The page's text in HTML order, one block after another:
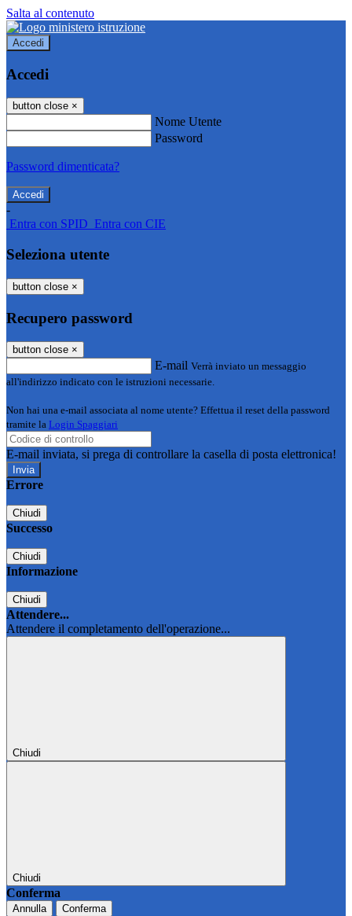
Salta al contenuto
Accedi
Accedi
button close ×
Nome Utente
Password
Password dimenticata?
-
Entra con SPID Entra con CIE
Seleziona utente
button close ×
Recupero password
button close ×
E-mail Verrà inviato un messaggio
all'indirizzo indicato con le istruzioni necessarie.
Non hai una e-mail associata al nome utente? Effettua il reset della password
tramite la Login Spaggiari
E-mail inviata, si prega di controllare la casella di posta elettronica!
Errore
Chiudi
Successo
Chiudi
Informazione
Chiudi
Attendere...
Attendere il completamento dell'operazione...
Chiudi
Chiudi
Conferma
Annulla Conferma